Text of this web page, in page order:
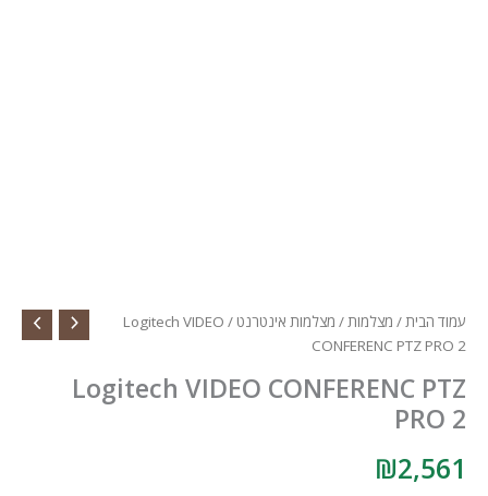
עמוד הבית/ מצלמות/ מצלמות אינטרנט
/ Logitech VIDEO
CONFERENC PTZ PRO 2
Logitech VIDEO CONFERENC PTZ
PRO 2
₪2,561